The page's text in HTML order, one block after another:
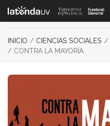
Saltar al contenido principal
INICIO CIENCIAS SOCIALES
CONTRA LA MAYORÍA